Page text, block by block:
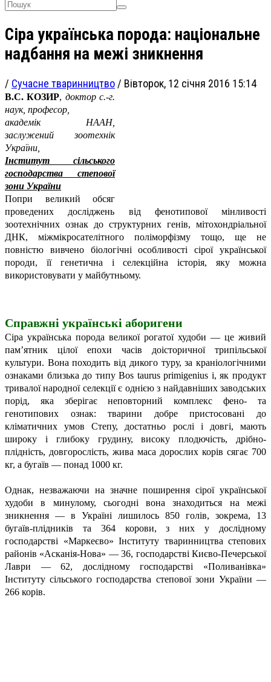
Сіра українська порода: національне
надбання на межі зникнення
/ Сучасне тваринництво / Вівторок, 12 січня 2016 15:14
В.С. КОЗИР, доктор с.-г.
наук, професор,
академік НААН,
заслужений зоотехнік
України,
Інститут сільського
господарства степової
зони України
Попри великий обсяг
проведених досліджень від фенотипової мінливості
зоотехнічних ознак до структурних генів, мітохондріальної
ДНК, міжмікросателітного поліморфізму тощо, ще не
повністю вивчено біологічні особливості сірої української
породи, її генетична і селекційна історія, яку можна
використовувати у майбутньому.
Справжні українські аборигени
Сіра українська порода великої рогатої худоби — це живий
пам’ятник цілої епохи часів доісторичної трипільської
культури. Вона походить від дикого туру, за краніологічними
ознаками близька до типу Bos taurus primigenius i, як продукт
тривалої народної селекції є однією з найдавніших заводських
порід, яка зберігає неповторний комплекс фено- та
генотипових ознак: тварини добре пристосовані до
кліматичних умов Cтепу, достатньо рослі і довгі, мають
широку і глибоку грудину, високу плодючість, дрібно-
плідність, довгорослість, жива маса дорослих корів сягає 700
кг, а бугаїв — понад 1000 кг.
Однак, незважаючи на значне поширення сірої української
худоби в минулому, сьогодні вона знаходиться на межі
зникнення — в Україні лишилось 850 голів, зокрема, 13
бугаїв-плідників та 364 корови, з них у дослідному
господарстві «Маркеєво» Інституту тваринництва степових
районів «Асканія-Нова» — 36, господарстві Києво-Печерської
Лаври — 62, дослідному господарстві «Поливанівка»
Інституту сільського господарства степової зони України —
266 корів.